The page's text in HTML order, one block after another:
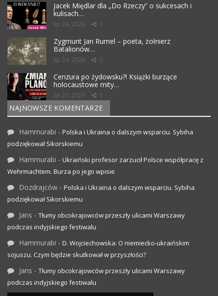
Jacek Międlar dla „Do Rzeczy” o sukcesach i
kulisach…
lip 24, 2026 0
Zygmunt Jan Rumel – poeta, żołnierz
Batalionów…
lip 24, 2026 0
Cenzura po żydowsku?! Książki burzące
holocaustowe mity…
lip 23, 2026 0
NAJNOWSZE KOMENTARZE
Hammurabi - Polska i Ukraina o dalszym wsparciu. Sybiha
podziękował Sikorskiemu
Hammurabi - Ukraiński profesor zarzucił Polsce współpracę z
Wehrmachtem. Burza po jego wpisie
Dozdrajców - Polska i Ukraina o dalszym wsparciu. Sybiha
podziękował Sikorskiemu
Jans - Tłumy obcokrajowców przeszły ulicami Warszawy
podczas indyjskiego festiwalu
Hammurabi - D. Wojciechowska: O niemiecko-ukraińskim
sojuszu. Czym będzie skutkował w przyszłości?
Jans - Tłumy obcokrajowców przeszły ulicami Warszawy
podczas indyjskiego festiwalu